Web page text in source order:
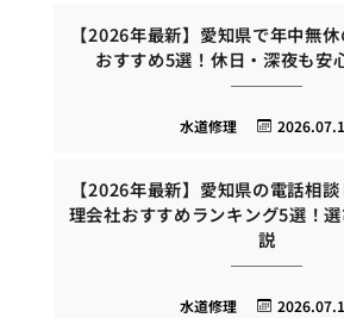
【2026年最新】愛知県で年中無
おすすめ5選！休日・深夜も安
水道修理
【2026年最新】愛知県の電話相
理会社おすすめランキング5選！
説
水道修理